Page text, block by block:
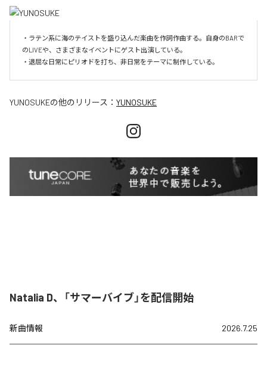
・ラテン系に海のテイストを盛り込んだ楽曲を作詞作曲する。自身のBARで
のLIVEや、さまざまなイベントにゲスト出演している。
・退屈な日常にピリオドを打ち、非日常をテーマに制作している。
YUNOSUKEの他のリリース： YUNOSUKE
Natalia D、「サマーバイブ」を配信開始
新曲情報 2026.7.25